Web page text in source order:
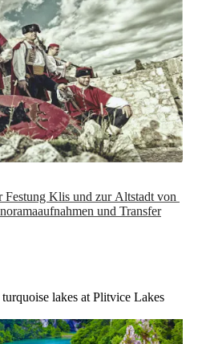
Klis und zur Altstadt von
und Transfer
lakes at Plitvice Lakes